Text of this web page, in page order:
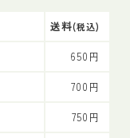
送料(税込)
650円
700円
750円